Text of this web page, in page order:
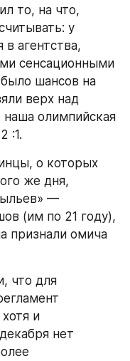
то, на что,
у
агентства,
сенсационными
шансов на
верх над
олимпийская
:1.
о которых
же дня,
—
(им по 21 году),
признали омича
что для
и
нет